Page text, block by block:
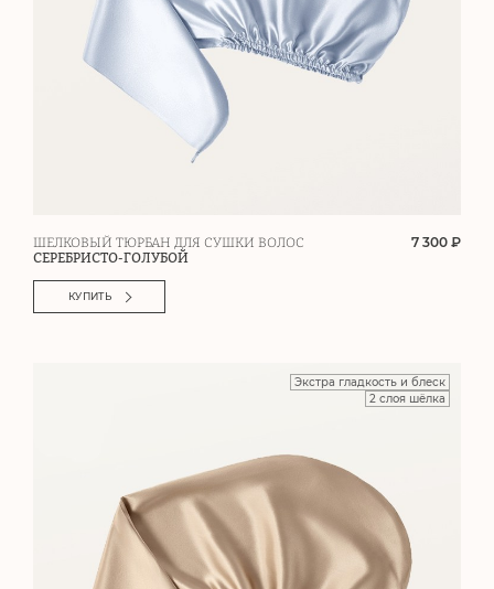
ШЕЛКОВЫЙ ТЮРБАН ДЛЯ СУШКИ ВОЛОС
СЕРЕБРИСТО-ГОЛУБОЙ
7 300 ₽
КУПИТЬ
Экстра гладкость и блеск
2 слоя шёлка